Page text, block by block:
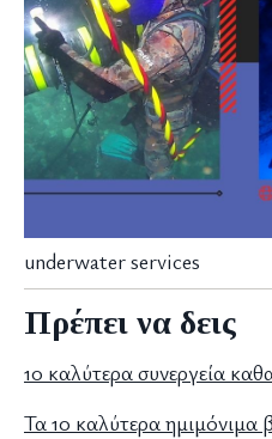
underwater services
Πρέπει να δεις
10 καλύτερα συνεργεία
Τα 10 καλύτερα ημιμόνιμα